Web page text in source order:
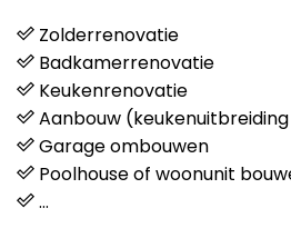
Zolderrenovatie
Badkamerrenovatie
Keukenrenovatie
Aanbouw
Garage ombouwen
Poolhouse of woonunit
…